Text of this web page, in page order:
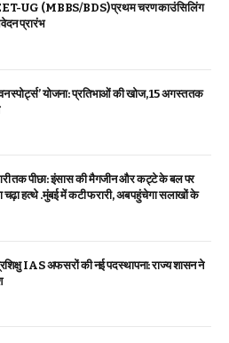
UG (MBBS/BDS) प्रथम चरण काउंसिलिंग
प्रारंभ
स्पोर्ट्स’ योजना: प्रतिभाओं की खोज, 15 अगस्त तक
तक पीछा: इंसास की मैगजीन और कट्टे के बल पर
चढ़ा हत्थे .मुंबई में कटी फरारी, अब पहुंचेगा सलाखों के
IAS अफसरों की नई पदस्थापना: राज्य शासन ने